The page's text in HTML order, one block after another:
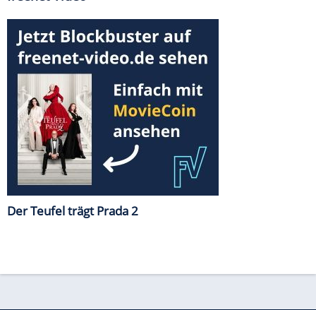
Der Teufel trägt Prada 2